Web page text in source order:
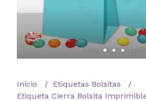
Inicio
Etiquetas Bolsitas
Etiqueta Cierra Bolsita